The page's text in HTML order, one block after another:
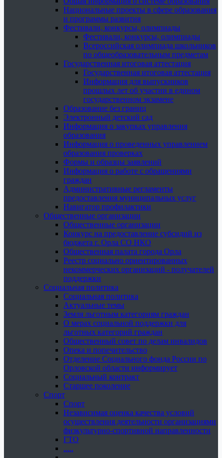
Национальные проекты в сфере образования
и программы развития
Фестивали, конкурсы, олимпиады
Фестивали, конкурсы, олимпиады
Всероссийская олимпиада школьников
по общеобразовательным предметам
Государственная итоговая аттестация
Государственная итоговая аттестация
Информация для выпускников
прошлых лет об участии в едином
государственном экзамене
Образование без границ
Электронный детский сад
Информация о закупках управления
образования
Информация о проведенных управлением
образования проверках
Формы и образцы заявлений
Информация о работе с обращениями
граждан
Административные регламенты
предоставления муниципальных услуг
Навигатор профилактики
Общественные организации
Общественные организации
Конкурс на предоставление субсидий из
бюджета г. Орла СО НКО
Общественная палата города Орла
Реестр социально ориентированных
некоммерческих организаций - получателей
поддержки
Социальная политика
Социальная политика
Актуальные темы
Земля льготным категориям граждан
О мерах социальной поддержки для
льготных категорий граждан
Общественный совет по делам инвалидов
Опека и попечительство
Отделение Социального фонда России по
Орловской области информирует
Социальный контракт
Старшее поколение
Спорт
Спорт
Независимая оценка качества условий
осуществления деятельности организациями
физкультурно-спортивной направленности
ГТО
.....